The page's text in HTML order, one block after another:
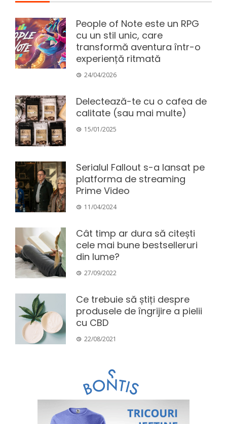
People of Note este un RPG
cu un stil unic, care
transformă aventura într-o
experiență ritmată
24/04/2026
Delectează-te cu o cafea de
calitate (sau mai multe)
15/01/2025
Serialul Fallout s-a lansat pe
platforma de streaming
Prime Video
11/04/2024
Cât timp ar dura să citești
cele mai bune bestselleruri
din lume?
27/09/2022
Ce trebuie să știți despre
produsele de îngrijire a pielii
cu CBD
22/08/2021